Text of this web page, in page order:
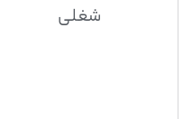
شغلی